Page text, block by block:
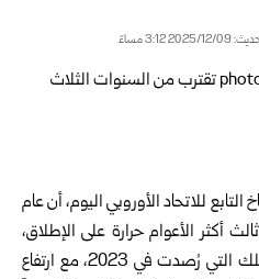
12/09 3:12 مساءً
للاتحاد الأوروبي اليوم، أن عام
أكثر الأعوام حرارة على الإطلاق،
مسجّلاً اختلالات حرارية مماثلة لتلك التي رُصدت في 2023، مع ارتفاع